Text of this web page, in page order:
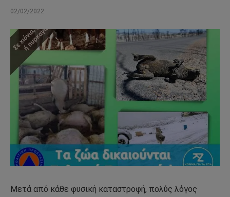
02/02/2022
Μετά από κάθε φυσική καταστροφή, πολύς λόγος